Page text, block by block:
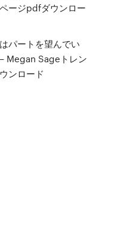
ージpdfダウンロー
パートを望んでい
Megan Sageトレン
ンロード